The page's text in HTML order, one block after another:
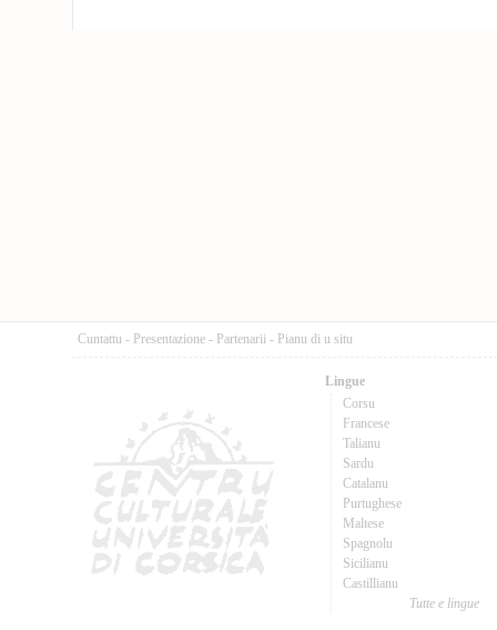
Cuntattu - Presentazione - Partenarii - Pianu di u situ
Lingue
Corsu
Francese
Talianu
Sardu
Catalanu
Purtughese
Maltese
Spagnolu
Sicilianu
Castillianu
Tutte e lingue